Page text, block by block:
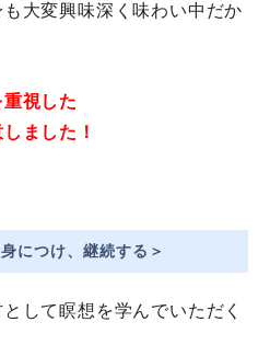
大変興味深く味わい中だか
視した
ました！
につけ、継続する＞
して瞑想を学んでいただく